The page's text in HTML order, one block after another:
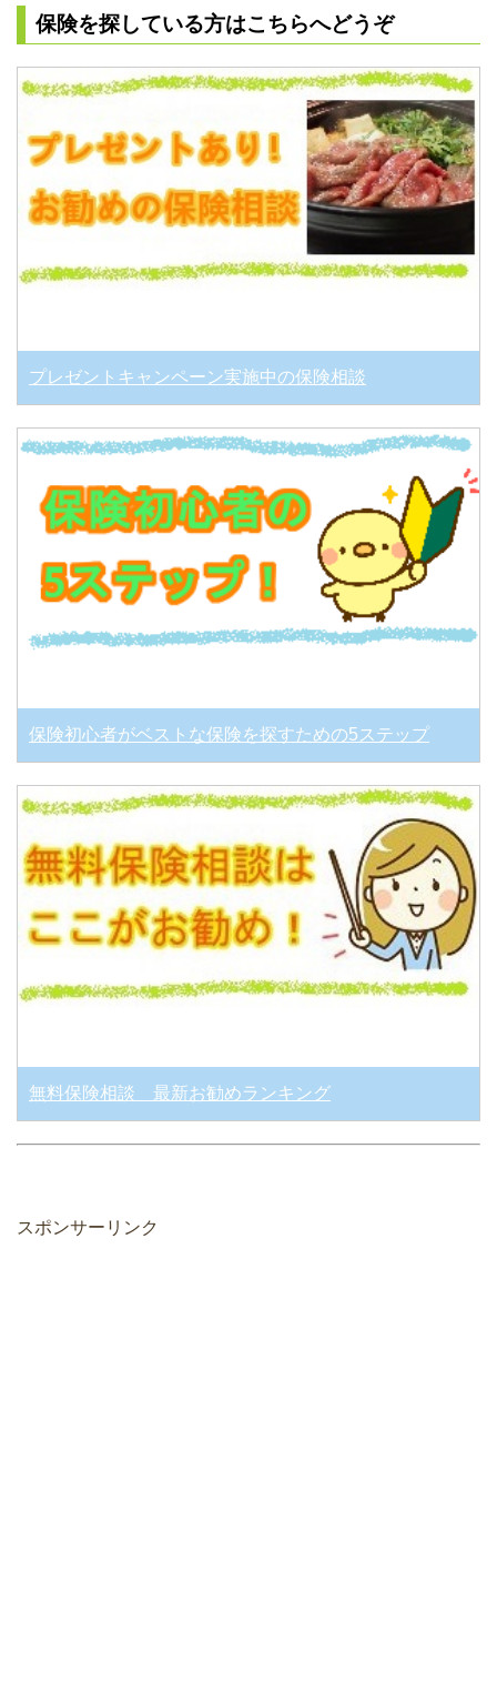
保険を探している方はこちらへどうぞ
プレゼントキャンペーン実施中の保険相談
保険初心者がベストな保険を探すための5ステップ
無料保険相談 最新お勧めランキング
スポンサーリンク